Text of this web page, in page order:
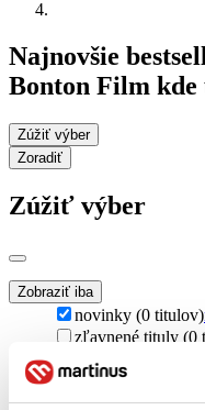
Najnovšie
Bonton Film kde
Zúžiť výber
Zoradiť
Zúžiť výber
Zobraziť iba
novinky (0 titulov)
zľavnené tituly (0
Dostupnosť
na centrálnom